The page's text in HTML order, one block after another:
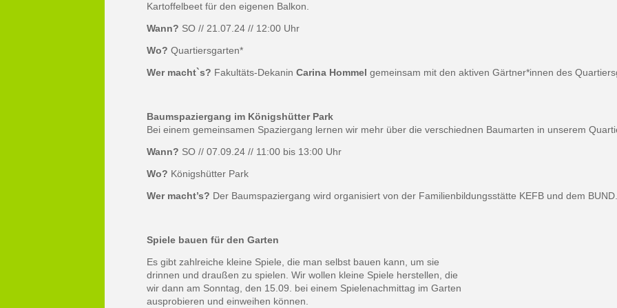
Kartoffelbeet für den eigenen Balkon.
Wann? SO // 21.07.24 // 12:00 Uhr
Wo? Quartiersgarten*
Wer macht`s? Fakultäts-Dekanin Carina Hommel gemeinsam mit den aktiven Gärtner*innen des
Baumspaziergang im Königshütter Park
Bei einem gemeinsamen Spaziergang lernen wir mehr über die verschiednen Baumarten in unserem
Wann? SO // 07.09.24 // 11:00 bis 13:00 Uhr
Wo? Königshütter Park
Wer macht’s? Der Baumspaziergang wird organisiert von der Familienbildungsstätte KEFB und dem BUND.
Spiele bauen für den Garten
Es gibt zahlreiche kleine Spiele, die man selbst bauen kann, um sie
drinnen und draußen zu spielen. Wir wollen kleine Spiele herstellen, die
wir dann am Sonntag, den 15.09. bei einem Spielenachmittag im Garten
ausprobieren und einweihen können.